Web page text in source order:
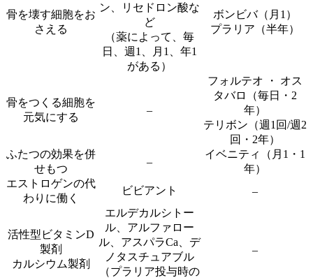
骨を壊す細胞をお
さえる
ン、リセドロン酸な
ど
（薬によって、毎
日、週1、月1、年1
がある）
ボンビバ（月1）
プラリア（半年）
骨をつくる細胞を
元気にする
–
フォルテオ ・ オス
タバロ（毎日・2
年）
テリボン（週1回/週2
回・2年）
ふたつの効果を併
せもつ
–
イベニティ（月1・1
年）
エストロゲンの代
わりに働く
ビビアント –
活性型ビタミンD
製剤
カルシウム製剤
エルデカルシトー
ル、アルファロー
ル、アスパラCa、デ
ノタスチュアブル
（プラリア投与時の
–